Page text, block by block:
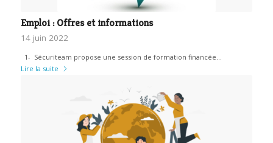
Emploi : Offres et informations
14 juin 2022
1- Sécuriteam propose une session de formation financée…
Lire la suite